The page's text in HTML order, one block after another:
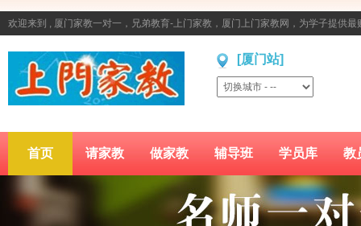
欢迎来到 , 厦门家教一对一，兄弟教育-上门家教，厦门上门家教网，为学子提供
[厦门站]
首页 请家教 做家教 辅导班 学员库 教